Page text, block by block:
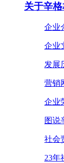
关于辛
企业
企业
发展
营销
企业
图说
社会
23年